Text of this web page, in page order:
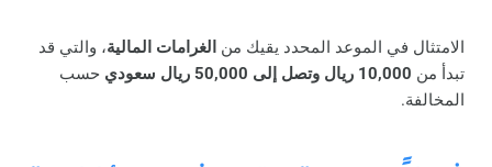
الامتثال في الموعد المحدد يقيك من الغرامات المالية، والتي قد
تبدأ من 10,000 ريال وتصل إلى 50,000 ريال سعودي
حسب
المخالفة.